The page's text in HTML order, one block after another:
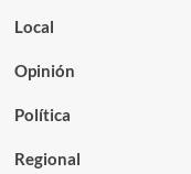
Local
Opinión
Política
Regional